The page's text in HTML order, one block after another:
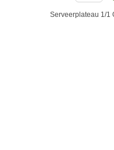
Serveerplateau 1/1